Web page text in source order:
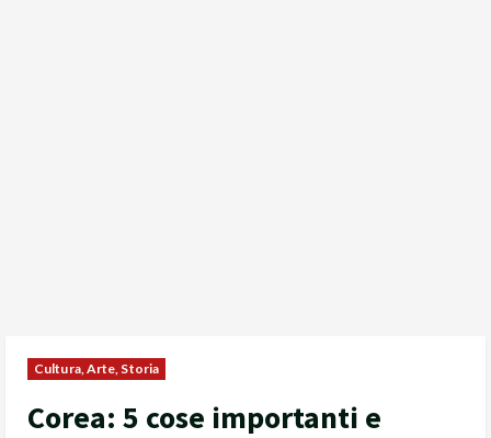
Cultura, Arte, Storia
Corea: 5 cose importanti e